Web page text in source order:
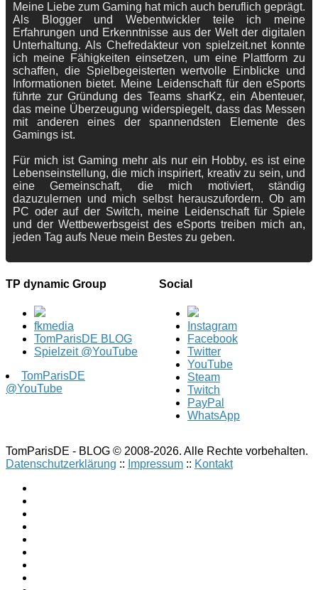
Meine Liebe zum Gaming hat mich auch beruflich geprägt.
Als Blogger und Webentwickler teile ich meine
Erfahrungen und Erkenntnisse aus der Welt der digitalen
Unterhaltung. Als Chefredakteur von spielzeit.net konnte
ich meine Fähigkeiten einsetzen, um eine Plattform zu
schaffen, die Spielbegeisterten wertvolle Einblicke und
Informationen bietet. Meine Leidenschaft für den eSports
führte zur Gründung des Teams sharKz, ein Abenteuer,
das meine Überzeugung widerspiegelt, dass das Messen
mit anderen eines der spannendsten Elemente des
Gamings ist.
Für mich ist Gaming mehr als nur ein Hobby, es ist eine
Lebenseinstellung, die mich inspiriert, kreativ zu sein, und
eine Gemeinschaft, die mich motiviert, ständig
dazuzulernen und mich selbst herauszufordern. Ob am
PC oder auf der Switch, meine Leidenschaft für Spiele
und der Wettbewerbsgeist des eSports treiben mich an,
jeden Tag aufs Neue mein Bestes zu geben.
TP dynamic Group
fkmedia
TomParisDE BLOG
Spielzeit @YouTube
TomParisDE
@YouTube
Social
Instagram
Facebook
Twitter
YouTube
Steam
Twitch
PayPal
WhatsApp
TomParisDE - BLOG © 2008-2026. Alle Rechte vorbehalten.
Datenschutzerklärung :: Impressum :: Kontakt